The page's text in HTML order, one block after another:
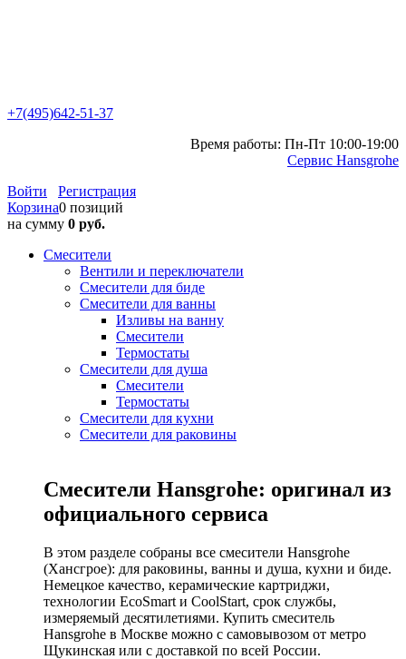
+7(495)642-51-37
Время работы: Пн-Пт 10:00-19:00
Сервис Hansgrohe
Войти
Регистрация
Корзина0 позиций
на сумму 0 руб.
Смесители
Вентили и переключатели
Смесители для биде
Смесители для ванны
Изливы на ванну
Смесители
Термостаты
Смесители для душа
Смесители
Термостаты
Смесители для кухни
Смесители для раковины
Смесители Hansgrohe: оригинал из
официального сервиса
В этом разделе собраны все смесители Hansgrohe
(Хансгрое): для раковины, ванны и душа, кухни и биде.
Немецкое качество, керамические картриджи,
технологии EcoSmart и CoolStart, срок службы,
измеряемый десятилетиями. Купить смеситель
Hansgrohe в Москве можно с самовывозом от метро
Щукинская или с доставкой по всей России.